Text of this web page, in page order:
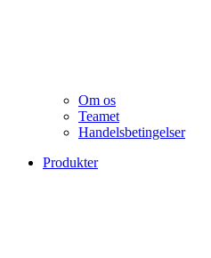
Om os
Teamet
Handelsbetingelser
Produkter